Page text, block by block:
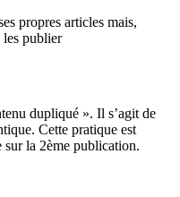
propres articles mais,
les publier
dupliqué ». Il s’agit de
Cette pratique est
sur la 2ème publication.